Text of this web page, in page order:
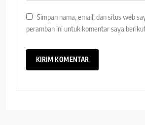
Simpan nama, email, dan situs web
peramban ini untuk komentar saya